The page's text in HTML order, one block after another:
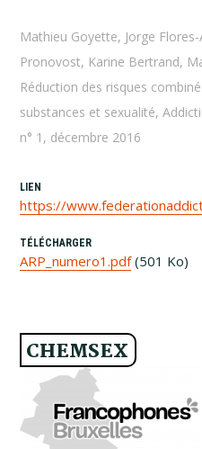
Mathieu Goyette, Jorge
Pronovost, Karine Bertrand,
Réduction des risques
substances et sexualité,
n° 1, décembre 2016
LIEN
https://
TÉLÉCHARGER
ARP_numero1.pdf(501 Ko)
FOOTER
CHEMSEX